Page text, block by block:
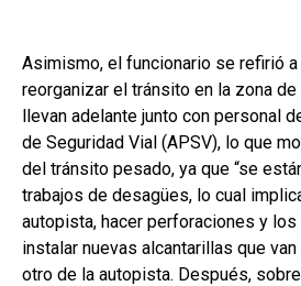
Asimismo, el funcionario se refirió
reorganizar el tránsito en la zona
llevan adelante junto con personal
de Seguridad Vial (APSV), lo que
del tránsito pesado, ya que “se
trabajos de desagües, lo cual
autopista, hacer perforaciones y los
instalar nuevas alcantarillas que
otro de la autopista. Después,